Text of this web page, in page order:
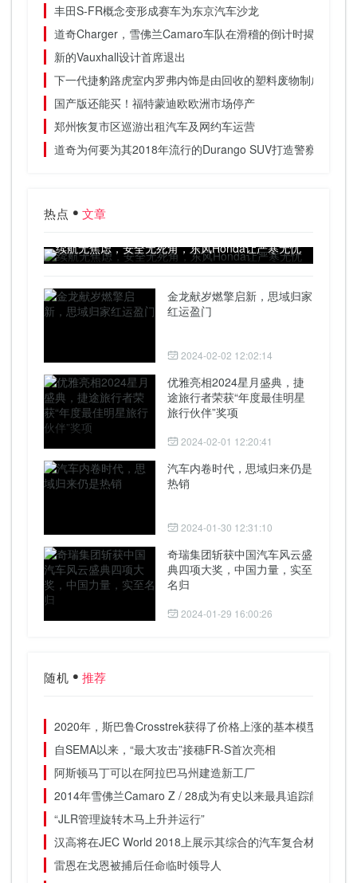
丰田S-FR概念变形成赛车为东京汽车沙龙
道奇Charger，雪佛兰Camaro车队在滑稽的倒计时揭幕战中
新的Vauxhall设计首席退出
下一代捷豹路虎室内罗弗内饰是由回收的塑料废物制成的
国产版还能买！福特蒙迪欧欧洲市场停产
郑州恢复市区巡游出租汽车及网约车运营
道奇为何要为其2018年流行的Durango SUV打造警察版本
热点 文章
续航无焦虑，安全无死角，东风Honda让严寒无忧
金龙献岁燃擎启新，思域归家
红运盈门
2024-02-02 12:02:14
优雅亮相2024星月盛典，捷
途旅行者荣获“年度最佳明星
旅行伙伴”奖项
2024-02-01 12:20:41
汽车内卷时代，思域归来仍是
热销
2024-01-30 12:31:10
奇瑞集团斩获中国汽车风云盛
典四项大奖，中国力量，实至
名归
2024-01-29 16:00:26
随机 推荐
2020年，斯巴鲁Crosstrek获得了价格上涨的基本模型的标准
自SEMA以来，“最大攻击”接穗FR-S首次亮相
阿斯顿马丁可以在阿拉巴马州建造新工厂
2014年雪佛兰Camaro Z / 28成为有史以来最具追踪能力的
“JLR管理旋转木马上升并运行”
汉高将在JEC World 2018上展示其综合的汽车复合材料专业
雷恩在戈恩被捕后任命临时领导人